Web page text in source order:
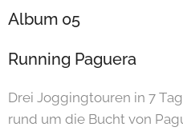
Album 05
Running Paguera
Drei Joggingtouren in 7
rund um die Bucht von